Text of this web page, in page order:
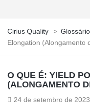
Cirius Quality > Glossário
Elongation (Alongamento
O QUE É: YIELD
(ALONGAMENTO
24 de setembro de 2023